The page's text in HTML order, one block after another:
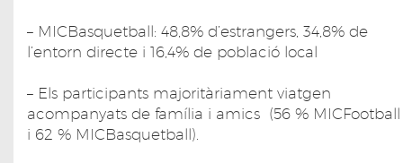
– MICBasquetball: 48,8% d’estrangers, 34,8% de
l’entorn directe i 16,4% de població local
– Els participants majoritàriament viatgen
acompanyats de família i amics (56 % MICFootball
i 62 % MICBasquetball).